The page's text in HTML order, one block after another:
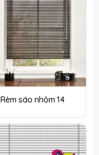
Rèm sáo nhôm 14